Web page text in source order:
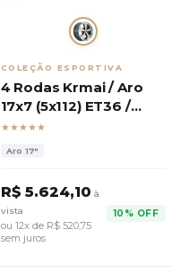
COLEÇÃO ESPORTIVA
4 Rodas Krmai / Aro
17x7 (5x112) ET36 /
Mod. E90 Ridler 645
★★★★★
Aro 17"
R$ 5.624,10 à
vista
ou 12x de R$ 520,75
sem juros
10% OFF